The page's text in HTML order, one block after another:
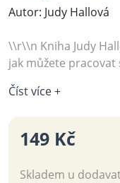
Autor: Judy Hallová
\\r\\n Kniha Judy
jak můžete pracovat
Číst více +
149 Kč
Skladem u